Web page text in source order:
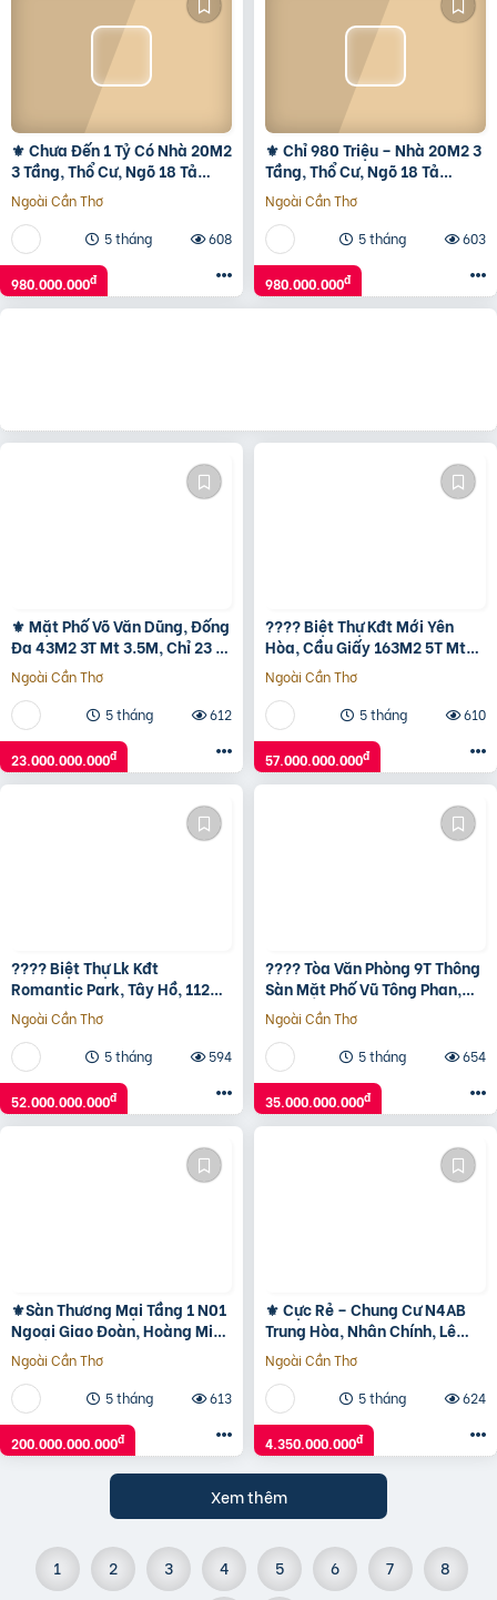
⚜️ Chưa Đến 1 Tỷ Có Nhà 20M2
3 Tầng, Thổ Cư, Ngõ 18 Tả
Thanh Oai, Thanh Trì, Ở Luôn
⚜️
Ngoài Cần Thơ
5 tháng
608
980.000.000đ
⚜️ Chỉ 980 Triệu – Nhà 20M2 3
Tầng, Thổ Cư, Ngõ 18 Tả
Thanh Oai, Thanh Trì ⚜️
Ngoài Cần Thơ
5 tháng
603
980.000.000đ
⚜️ Mặt Phố Võ Văn Dũng, Đống
Đa 43M2 3T Mt 3.5M, Chỉ 23 Tỷ
⚜️
Ngoài Cần Thơ
5 tháng
612
23.000.000.000đ
???? Biệt Thự Kđt Mới Yên
Hòa, Cầu Giấy 163M2 5T Mt
8.5M, Chỉ 57 Tỷ ????
Ngoài Cần Thơ
5 tháng
610
57.000.000.000đ
???? Biệt Thự Lk Kđt
Romantic Park, Tây Hồ, 112M2
5T Thang Máy Mt 8M, Chỉ 52
Tỷ ????
Ngoài Cần Thơ
5 tháng
594
52.000.000.000đ
???? Tòa Văn Phòng 9T Thông
Sàn Mặt Phố Vũ Tông Phan,
85M2 Mt 5M, Chỉ 35 Tỷ ????
Ngoài Cần Thơ
5 tháng
654
35.000.000.000đ
⚜️Sàn Thương Mại Tầng 1 N01
Ngoại Giao Đoàn, Hoàng Minh
Thảo, 650M2, Chỉ 200 Tỷ ⚜️
Ngoài Cần Thơ
5 tháng
613
200.000.000.000đ
⚜️ Cực Rẻ – Chung Cư N4AB
Trung Hòa, Nhân Chính, Lê
Văn Lương 70m2 2PN+2WC,
Chỉ 4.35 TỶ ⚜️
Ngoài Cần Thơ
5 tháng
624
4.350.000.000đ
Xem thêm
1 2 3 4 5 6 7 8